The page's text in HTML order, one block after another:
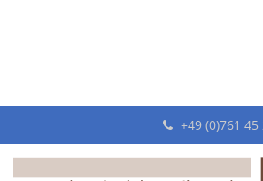
+49 (0)761 45
Nouvelles unités d’interface améliorées: KBS